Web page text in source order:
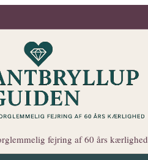
fejring af 60 års kærlighed